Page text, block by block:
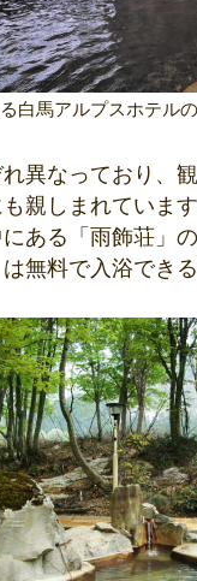
白馬アルプスホテル
異なっており、
親しまれていま
ある「雨飾荘」
無料で入浴できる